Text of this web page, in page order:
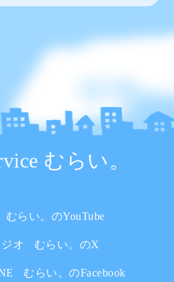
むらい。
むらい。のYouTube
オ むらい。のX
むらい。のFacebook